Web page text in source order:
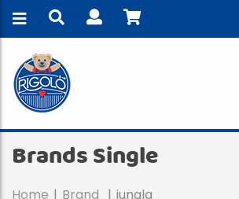
Brands Single
Home Brand jungla